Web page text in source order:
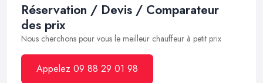
Réservation / Devis / Comparateur
des prix
Nous cherchons pour vous le meilleur chauffeur à petit prix
Appelez 09 88 29 01 98